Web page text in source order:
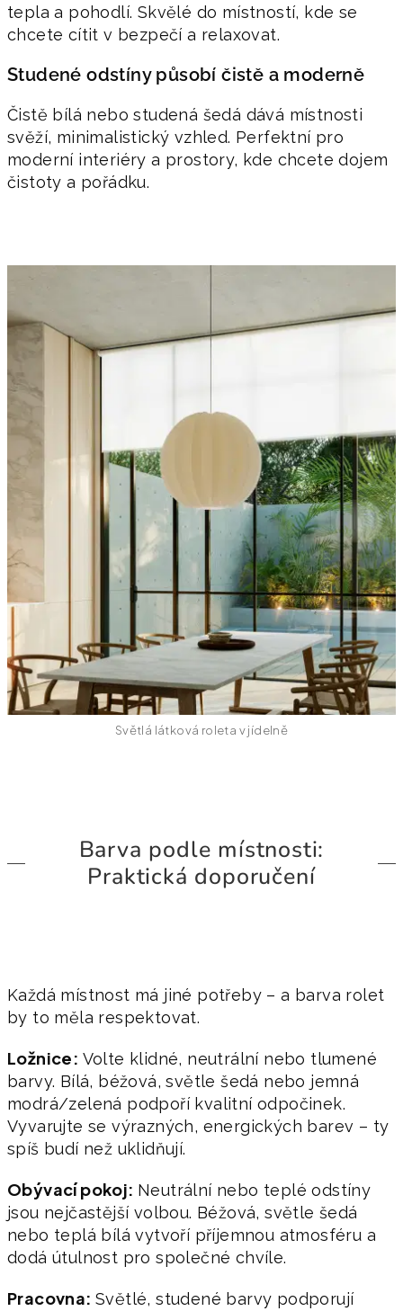
tepla a pohodlí. Skvělé do místností, kde se
chcete cítit v bezpečí a relaxovat.
Studené odstíny působí čistě a moderně
Čistě bílá nebo studená šedá dává místnosti
svěží, minimalistický vzhled. Perfektní pro
moderní interiéry a prostory, kde chcete dojem
čistoty a pořádku.
Světlá látková roleta v jídelně
Barva podle místnosti:
Praktická doporučení
Každá místnost má jiné potřeby – a barva rolet
by to měla respektovat.
Ložnice: Volte klidné, neutrální nebo tlumené
barvy. Bílá, béžová, světle šedá nebo jemná
modrá/zelená podpoří kvalitní odpočinek.
Vyvarujte se výrazných, energických barev – ty
spíš budí než uklidňují.
Obývací pokoj: Neutrální nebo teplé odstíny
jsou nejčastější volbou. Béžová, světle šedá
nebo teplá bílá vytvoří příjemnou atmosféru a
dodá útulnost pro společné chvíle.
Pracovna: Světlé, studené barvy podporují